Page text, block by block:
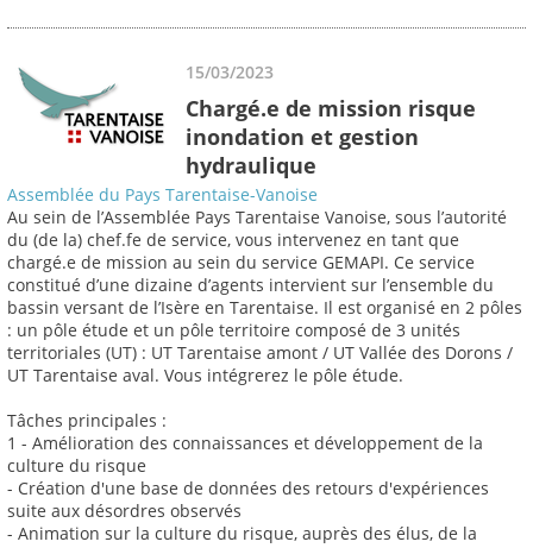
15/03/2023
Chargé.e de mission risque
inondation et gestion
hydraulique
Assemblée du Pays Tarentaise-Vanoise
Au sein de l’Assemblée Pays Tarentaise Vanoise, sous l’autorité
du (de la) chef.fe de service, vous intervenez en tant que
chargé.e de mission au sein du service GEMAPI. Ce service
constitué d’une dizaine d’agents intervient sur l’ensemble du
bassin versant de l’Isère en Tarentaise. Il est organisé en 2 pôles
: un pôle étude et un pôle territoire composé de 3 unités
territoriales (UT) : UT Tarentaise amont / UT Vallée des Dorons /
UT Tarentaise aval. Vous intégrerez le pôle étude.
Tâches principales :
1 - Amélioration des connaissances et développement de la
culture du risque
- Création d'une base de données des retours d'expériences
suite aux désordres observés
- Animation sur la culture du risque, auprès des élus, de la